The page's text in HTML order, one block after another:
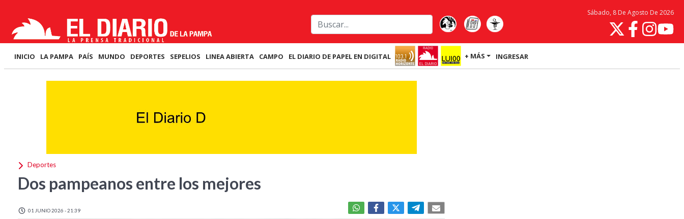
Sábado, 8 De Agosto De 2026
INICIO LA PAMPA PAÍS MUNDO DEPORTES SEPELIOS LINEA ABIERTA CAMPO EL DIARIO DE PAPEL EN DIGITAL + MÁS INGRESAR
Deportes
Dos pampeanos entre los mejores
01 JUNIO 2026 - 21:39